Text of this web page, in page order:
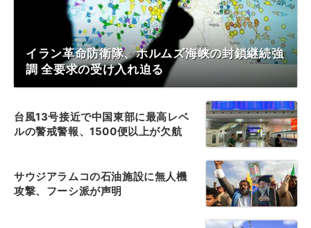
イラン革命防衛隊、ホルムズ海峡の封鎖継続強
調 全要求の受け入れ迫る
台風13号接近で中国東部に最高レベ
ルの警戒警報、1500便以上が欠航
サウジアラムコの石油施設に無人機
攻撃、フーシ派が声明